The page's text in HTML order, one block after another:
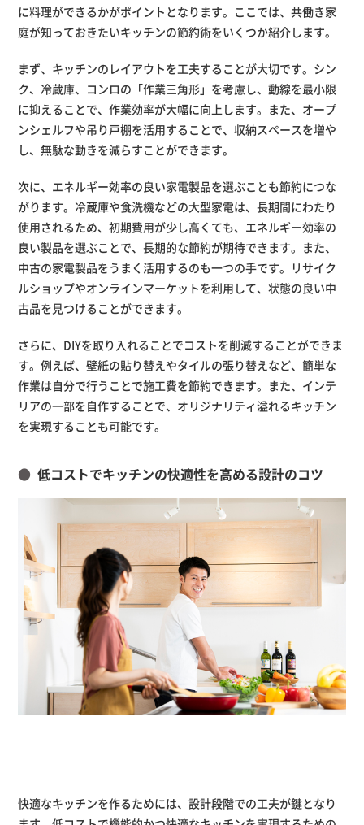
に料理ができるかがポイントとなります。ここでは、共働き家
庭が知っておきたいキッチンの節約術をいくつか紹介します。
まず、キッチンのレイアウトを工夫することが大切です。シン
ク、冷蔵庫、コンロの「作業三角形」を考慮し、動線を最小限
に抑えることで、作業効率が大幅に向上します。また、オープ
ンシェルフや吊り戸棚を活用することで、収納スペースを増や
し、無駄な動きを減らすことができます。
次に、エネルギー効率の良い家電製品を選ぶことも節約につな
がります。冷蔵庫や食洗機などの大型家電は、長期間にわたり
使用されるため、初期費用が少し高くても、エネルギー効率の
良い製品を選ぶことで、長期的な節約が期待できます。また、
中古の家電製品をうまく活用するのも一つの手です。リサイク
ルショップやオンラインマーケットを利用して、状態の良い中
古品を見つけることができます。
さらに、DIYを取り入れることでコストを削減することができま
す。例えば、壁紙の貼り替えやタイルの張り替えなど、簡単な
作業は自分で行うことで施工費を節約できます。また、インテ
リアの一部を自作することで、オリジナリティ溢れるキッチン
を実現することも可能です。
低コストでキッチンの快適性を高める設計のコツ
快適なキッチンを作るためには、設計段階での工夫が鍵となり